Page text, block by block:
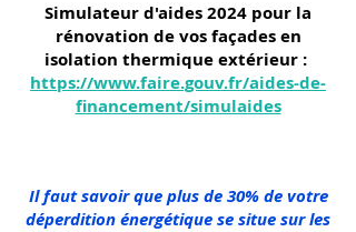
Simulateur d'aides 2024 pour la
rénovation de vos façades en
isolation thermique extérieur :
https://www.faire.gouv.fr/aides-de-
financement/simulaides
Il faut savoir que plus de 30% de votre
déperdition énergétique se situe sur les